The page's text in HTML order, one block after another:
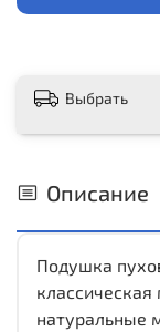
Выбрать
Описание
Подушка
натуральные